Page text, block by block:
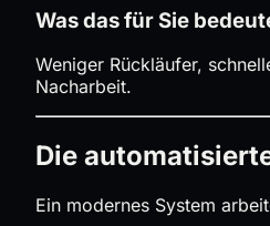
Was das für Sie
Weniger Rückläufer,
Nacharbeit.
Die
Ein modernes System